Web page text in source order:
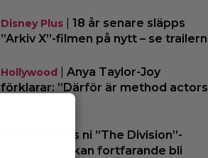
Disney Plus| 18 år senare släpps
”Arkiv X”-filmen på nytt – se trailern
Hollywood
Anya Taylor-Joy
förklarar: ”Därför är method actors
Minns ni ”The Division”-
filmen? Den kan fortfarande bli